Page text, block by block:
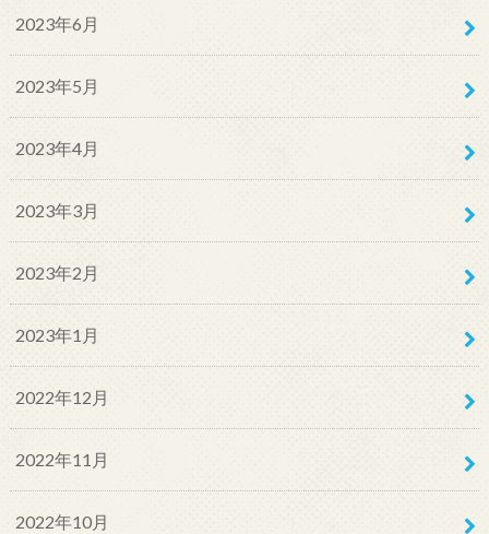
2023年6月
2023年5月
2023年4月
2023年3月
2023年2月
2023年1月
2022年12月
2022年11月
2022年10月